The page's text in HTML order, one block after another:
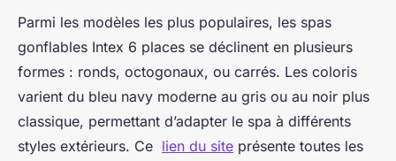
Parmi les modèles les plus populaires, les spas
gonflables Intex 6 places se déclinent en plusieurs
formes : ronds, octogonaux, ou carrés. Les coloris
varient du bleu navy moderne au gris ou au noir plus
classique, permettant d’adapter le spa à différents
styles extérieurs. Ce lien du site présente toutes les